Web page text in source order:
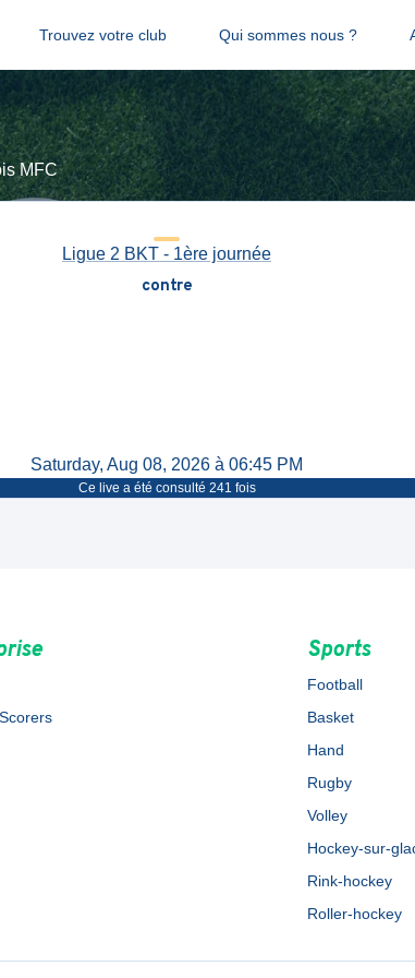
Trouvez votre club Qui sommes nous ?
MFC
Ligue 2 BKT - 1ère journée
contre
Saturday, Aug 08, 2026 à 06:45 PM
Ce live a été consulté 241 fois
Sports
Football
Basket
Hand
Rugby
Volley
Hockey-sur-
Rink-hockey
Roller-hockey